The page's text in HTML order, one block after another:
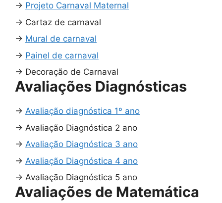
→ Projeto Carnaval Maternal
→ Cartaz de carnaval
→ Mural de carnaval
→ Painel de carnaval
→ Decoração de Carnaval
Avaliações Diagnósticas
→ Avaliação diagnóstica 1º ano
→ Avaliação Diagnóstica 2 ano
→ Avaliação Diagnóstica 3 ano
→ Avaliação Diagnóstica 4 ano
→ Avaliação Diagnóstica 5 ano
Avaliações de Matemática